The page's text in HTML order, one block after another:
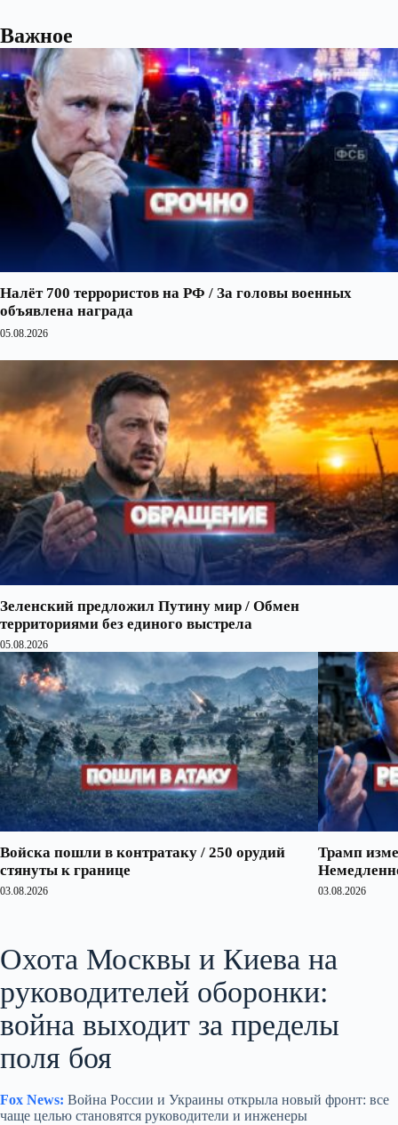
Важное
Налёт 700 террористов на РФ / За головы военных
объявлена награда
05.08.2026
Зеленский предложил Путину мир / Обмен
территориями без единого выстрела
05.08.2026
Войска пошли в контратаку / 250 орудий
стянуты к границе
03.08.2026
Трамп
03.08.2026
Охота Москвы и Киева на
руководителей оборонки:
война выходит за пределы
поля боя
Fox News: Война России и Украины открыла новый фронт: все
чаще целью становятся руководители и инженеры